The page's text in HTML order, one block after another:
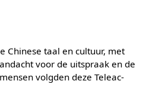
Chinese taal en cultuur, met
voor de uitspraak en de
volgden deze Teleac-